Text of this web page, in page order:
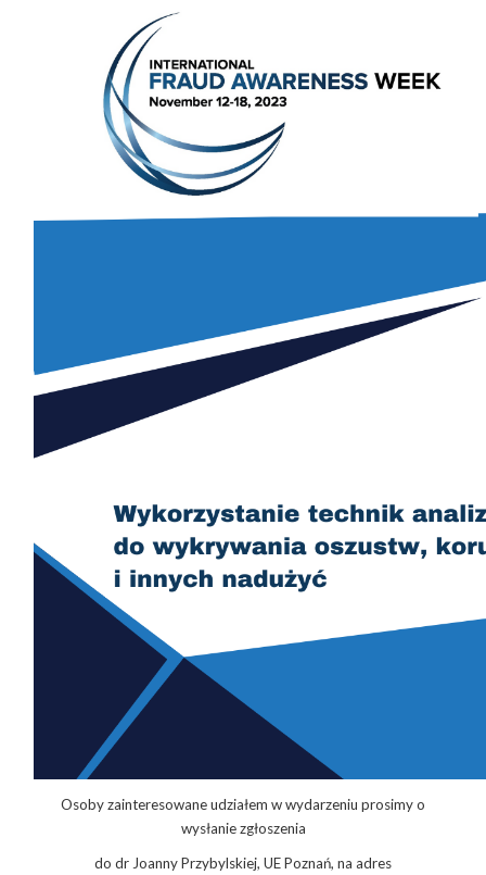
Osoby zainteresowane udziałem w wydarzeniu prosimy o
wysłanie zgłoszenia
do dr Joanny Przybylskiej, UE Poznań, na adres